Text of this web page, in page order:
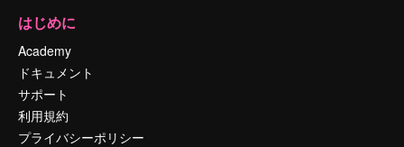
はじめに
Academy
ドキュメント
サポート
利用規約
プライバシーポリシー